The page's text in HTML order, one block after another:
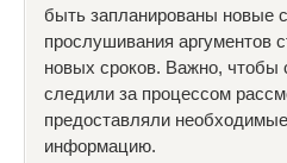
быть запланированы новые
прослушивания аргументов
новых сроков. Важно, чтобы
следили за процессом
предоставляли
информацию.